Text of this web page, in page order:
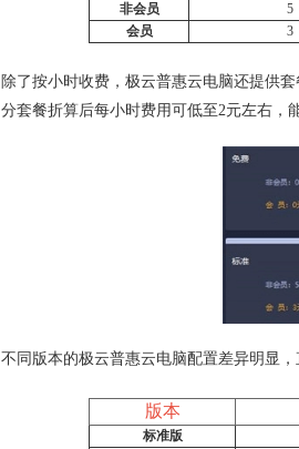
非会员 5
会员
3
除了按小时收费，极云普惠云电脑还提供
分套餐折算后每小时费用可低至2元左右，
不同版本的极云普惠云电脑配置差异明显
版本
标准版